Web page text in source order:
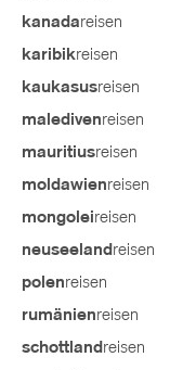
kanadareisen
karibikreisen
kaukasusreisen
maledivenreisen
mauritiusreisen
moldawienreisen
mongoleireisen
neuseeland reisen
polenreisen
rumänienreisen
schottland reisen